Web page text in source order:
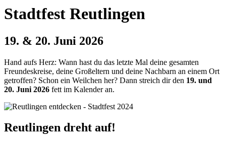
Stadtfest Reutlingen
19. & 20. Juni 2026
Hand aufs Herz: Wann hast du das letzte Mal deine gesamten
Freundeskreise, deine Großeltern und deine Nachbarn an einem Ort
getroffen? Schon ein Weilchen her? Dann streich dir den 19. und
20. Juni 2026 fett im Kalender an.
Reutlingen dreht auf!